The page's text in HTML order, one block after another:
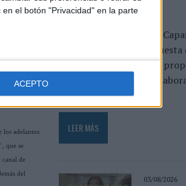
el botón "Privacidad" en la parte
ACEPTO
redes
los adelantos
que se
canal de
del
La cervecera madrileña
mercado con una
elaboración artesanal y
presenta una cerveza
agua, malta,...
LEER MÁS
03/08/2026